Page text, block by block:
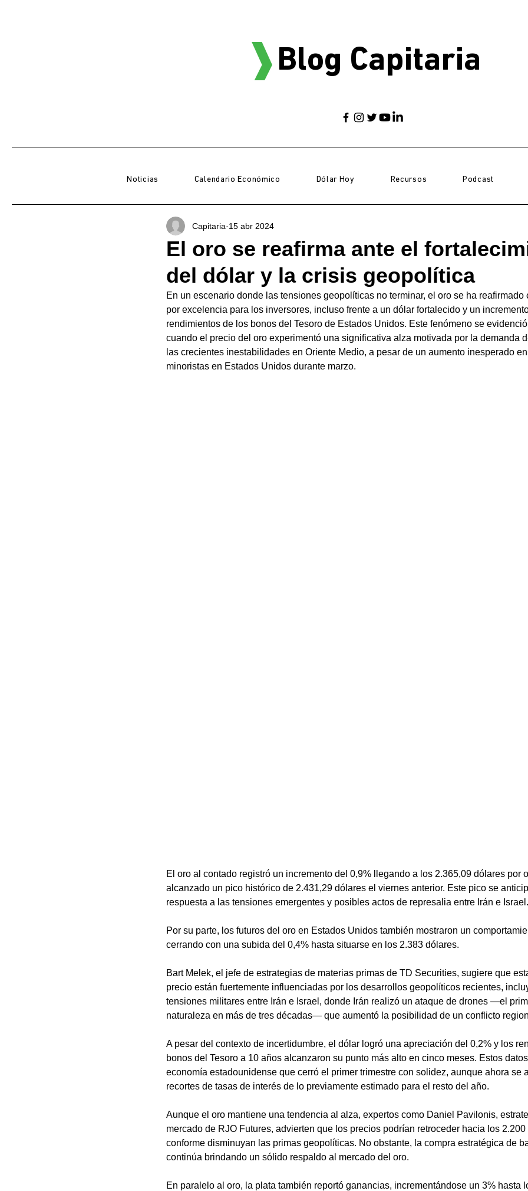
Blog Capitaria
Noticias Calendario Económico Dólar Hoy Recursos Podcast
El oro se reafirma ante el
del dólar y la crisis geopolítica
Capitaria 15 abr 2024
En un escenario donde las tensiones geopolíticas no terminar, el oro se ha reafirmado
por excelencia para los inversores, incluso frente a un dólar fortalecido y un
rendimientos de los bonos del Tesoro de Estados Unidos. Este fenómeno se
cuando el precio del oro experimentó una significativa alza motivada por la demanda
las crecientes inestabilidades en Oriente Medio, a pesar de un aumento inesperado
minoristas en Estados Unidos durante marzo.
El oro al contado registró un incremento del 0,9% llegando a los 2.365,09 dólares por
alcanzado un pico histórico de 2.431,29 dólares el viernes anterior. Este pico se
respuesta a las tensiones emergentes y posibles actos de represalia entre Irán e Israel.
Por su parte, los futuros del oro en Estados Unidos también mostraron un
cerrando con una subida del 0,4% hasta situarse en los 2.383 dólares.
Bart Melek, el jefe de estrategias de materias primas de TD Securities, sugiere que
precio están fuertemente influenciadas por los desarrollos geopolíticos recientes,
tensiones militares entre Irán e Israel, donde Irán realizó un ataque de drones —el
naturaleza en más de tres décadas— que aumentó la posibilidad de un conflicto
A pesar del contexto de incertidumbre, el dólar logró una apreciación del 0,2% y los
bonos del Tesoro a 10 años alcanzaron su punto más alto en cinco meses. Estos
economía estadounidense que cerró el primer trimestre con solidez, aunque ahora se
recortes de tasas de interés de lo previamente estimado para el resto del año.
Aunque el oro mantiene una tendencia al alza, expertos como Daniel Pavilonis,
mercado de RJO Futures, advierten que los precios podrían retroceder hacia los
conforme disminuyan las primas geopolíticas. No obstante, la compra estratégica de
continúa brindando un sólido respaldo al mercado del oro.
En paralelo al oro, la plata también reportó ganancias, incrementándose un 3% hasta